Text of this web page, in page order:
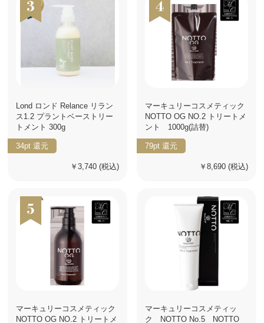
Lond ロンド Relance リラン
ス1.2 プラントベーストリー
トメント 300g
34pt 還元
￥3,740 (税込)
マーキュリーコスメティック
NOTTO OG NO.2 トリートメ
ント 1000g(詰替)
79pt 還元
￥8,690 (税込)
マーキュリーコスメティック
NOTTO OG NO.2 トリートメ
マーキュリーコスメティッ
ク NOTTO No.5 NOTTO